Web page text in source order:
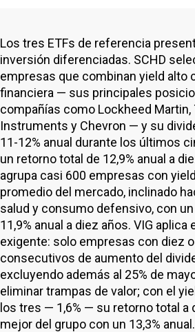
Los tres ETFs de referencia
inversión diferenciadas. SCHD
empresas que combinan yield alto
financiera — sus principales
compañías como Lockheed Martin,
Instruments y Chevron — y su
11-12% anual durante los últimos
un retorno total de 12,9% anual a
agrupa casi 600 empresas con
promedio del mercado, inclinado
salud y consumo defensivo, con
11,9% anual a diez años. VIG aplica
exigente: solo empresas con diez
consecutivos de aumento del
excluyendo además al 25% de
eliminar trampas de valor; con el
los tres — 1,6% — su retorno total a
mejor del grupo con un 13,3%